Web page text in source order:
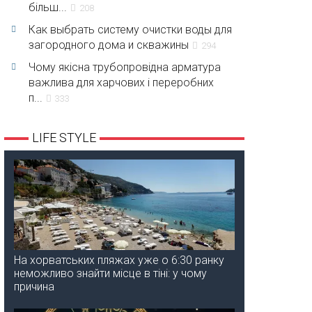
більш... 208
Как выбрать систему очистки воды для
загородного дома и скважины
294
Чому якісна трубопровідна арматура
важлива для харчових і переробних
п...
333
LIFE STYLE
На хорватських пляжах уже о 6:30 ранку
неможливо знайти місце в тіні: у чому
причина